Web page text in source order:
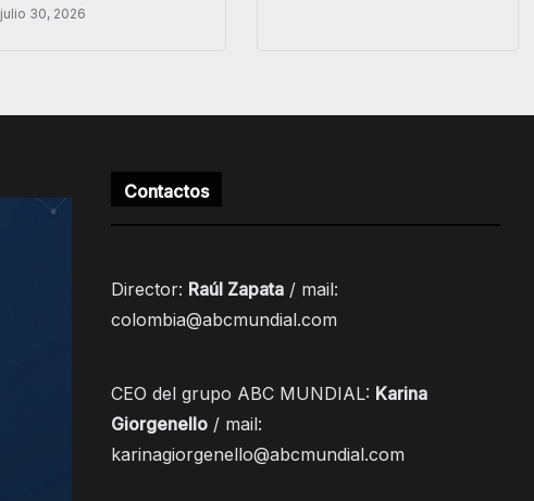
julio 30, 2026
Contactos
Director: Raúl Zapata/ mail:
colombia@abcmundial.com
CEO del grupo ABC MUNDIAL: Karina
Giorgenello/ mail:
karinagiorgenello@abcmundial.com